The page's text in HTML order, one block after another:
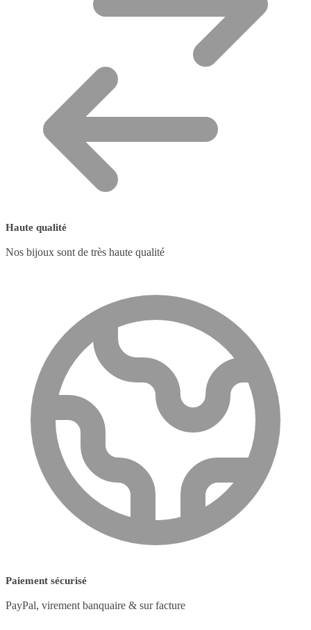
Haute qualité
Nos bijoux sont de très haute qualité
Paiement sécurisé
PayPal, virement banquaire & sur facture